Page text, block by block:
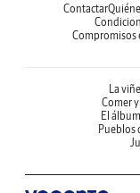
Contactar
Compromisos
La
Comer
El
Pueblos